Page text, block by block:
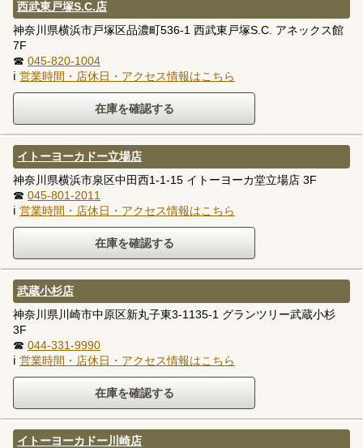
西武東戸塚S.C.店
神奈川県横浜市戸塚区品濃町536-1 西武東戸塚S.C. アネックス館
7F
☎ 045-820-1004
ℹ 営業時間・店休日・アクセス情報はこちら
イトーヨーカドー立場店
神奈川県横浜市泉区中田西1-1-15 イトーヨーカ堂立場店 3F
☎ 045-801-2011
ℹ 営業時間・店休日・アクセス情報はこちら
武蔵小杉店
神奈川県川崎市中原区新丸子東3-1135-1 グランツリー武蔵小杉
3F
☎ 044-331-9990
ℹ 営業時間・店休日・アクセス情報はこちら
イトーヨーカドー川崎店